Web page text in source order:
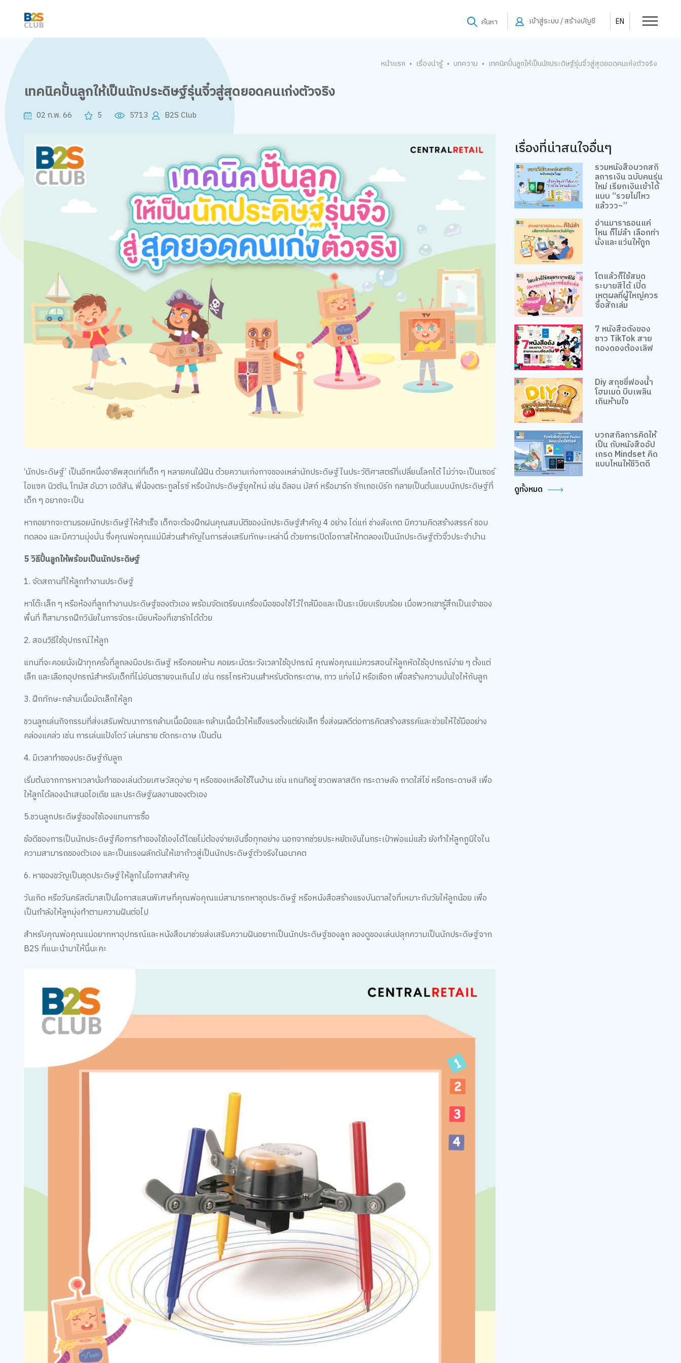
ค้นหา เข้าสู่ระบบ / สร้างบัญชี EN
หน้าแรก • เรื่องน่ารู้ • บทความ • เทคนิคปั้นลูกให้เป็นนักประดิษฐ์รุ่นจิ๋วสู่สุดยอดคนเก่งตัวจริง
เทคนิคปั้นลูกให้เป็นนักประดิษฐ์รุ่นจิ๋วสู่สุดยอดคนเก่งตัวจริง
02 ก.พ. 66 5 5713 B2S Club
‘นักประดิษฐ์’ เป็นอีกหนึ่งอาชีพสุดเท่ที่เด็ก ๆ หลายคนใฝ่ฝัน ด้วยความเก่งกาจของเหล่านักประดิษฐ์ในประวัติศาสตร์ที่เปลี่ยนโลกได้ ไม่ว่าจะเป็นเซอร์
ไอแซค นิวตัน, โทมัส อันวา เอดิสัน, พี่น้องตระกูลไรซ์ หรือนักประดิษฐ์ยุคใหม่ เช่น อีลอน มัสก์ หรือมาร์ก ซักเกอเบิร์ก กลายเป็นต้นแบบนักประดิษฐ์ที่
เด็ก ๆ อยากจะเป็น
หากอยากจะตามรอยนักประดิษฐ์ให้สำเร็จ เด็กจะต้องฝึกฝนคุณสมบัติของนักประดิษฐ์สำคัญ 4 อย่าง ได่แก่ ช่างสังเกต มีความคิดสร้างสรรค์ ชอบ
ทดลอง และมีความมุ่งมั่น ซึ่งคุณพ่อคุณแม่มีส่วนสำคัญในการส่งเสริมทักษะเหล่านี้ ด้วยการเปิดโอกาสให้ทดลองเป็นนักประดิษฐ์ตัวจิ๋วประจำบ้าน
5 วิธีปั้นลูกให้พร้อมเป็นนักประดิษฐ์
1. จัดสถานที่ให้ลูกทำงานประดิษฐ์
หาโต๊ะเล็ก ๆ หรือห้องที่ลูกทำงานประดิษฐ์ของตัวเอง พร้อมจัดเตรียมเครื่องมือของใช้ไว้ใกล้มือและเป็นระเบียบเรียบร้อย เมื่อพวกเขารู้สึกเป็นเจ้าของ
พื้นที่ ก็สามารถฝึกวินัยในการจัดระเบียบห้องที่เขารักได้ด้วย
2. สอนวิธีใช้อุปกรณ์ให้ลูก
แทนที่จะคอยนั่งเฝ้าทุกครั้งที่ลูกลงมือประดิษฐ์ หรือคอยห้าม คอยระมัดระวังเวลาใช้อุปกรณ์ คุณพ่อคุณแม่ควรสอนให้ลูกหัดใช้อุปกรณ์ง่าย ๆ ตั้งแต่
เล็ก และเลือกอุปกรณ์สำหรับเด็กที่ไม่อันตรายจนเกินไป เช่น กรรไกรหัวมนสำหรับตัดกระดาษ, กาว แท่งไม้ หรือเชือก เพื่อสร้างความมั่นใจให้กับลูก
3. ฝึกทักษะกล้ามเนื้อมัดเล็กให้ลูก
ชวนลูกเล่นกิจกรรมที่ส่งเสริมพัฒนาการกล้ามเนื้อมือและกล้ามเนื้อนิ้วให้แข็งแรงตั้งแต่ยังเล็ก ซึ่งส่งผลดีต่อการคิดสร้างสรรค์และช่วยให้ใช้มืออย่าง
คล่องแคล่ว เช่น การเล่นแป้งโดว์ เล่นทราย ตัดกระดาษ เป็นต้น
4. มีเวลาทำของประดิษฐ์กับลูก
เริ่มต้นจากการหาเวลานั่งทำของเล่นด้วยเศษวัสดุง่าย ๆ หรือของเหลือใช้ในบ้าน เช่น แกนทิชชู่ ขวดพลาสติก กระดาษลัง ถาดใส่ไข่ หรือกระดาษสี เพื่อ
ให้ลูกได้ลองนำเสนอไอเดีย และประดิษฐ์ผลงานของตัวเอง
5.ชวนลูกประดิษฐ์ของใช้เองแทนการซื้อ
ข้อดีของการเป็นนักประดิษฐ์คือการทำของใช้เองได้โดยไม่ต้องจ่ายเงินซื้อทุกอย่าง นอกจากช่วยประหยัดเงินในกระเป๋าพ่อแม่แล้ว ยังทำให้ลูกภูมิใจใน
ความสามารถของตัวเอง และเป็นแรงผลักดันให้เขาก้าวสู่เป็นนักประดิษฐ์ตัวจริงในอนาคต
6. หาของขวัญเป็นชุดประดิษฐ์ให้ลูกในโอกาสสำคัญ
วันเกิด หรือวันคริสต์มาสเป็นโอกาสแสนพิเศษที่คุณพ่อคุณแม่สามารถหาชุดประดิษฐ์ หรือหนังสือสร้างแรงบันดาลใจที่เหมาะกับวัยให้ลูกน้อย เพื่อ
เป็นกำลังให้ลูกมุ่งทำตามความฝันต่อไป
สำหรับคุณพ่อคุณแม่อยากหาอุปกรณ์และหนังสือมาช่วยส่งเสริมความฝันอยากเป็นนักประดิษฐ์ของลูก ลองดูของเล่นปลุกความเป็นนักประดิษฐ์จาก
B2S ที่แนะนำมาให้นี้นะคะ
เรื่องที่น่าสนใจอื่นๆ
รวมหนังสือบวกสกิ
ลการเงิน ฉบับคนรุ่น
ใหม่ เรียกเงินเข้าได้
แบบ “รวยไม่ไหว
แล้ววว~”
อ่านมาราธอนแค่
ไหน ก็ไม่ล้า เลือกท่า
นั่งและแว่นให้ถูก
โตแล้วก็ใช้สมุด
ระบายสีได้ เปิด
เหตุผลที่ผู้ใหญ่ควร
ซื้อสักเล่ม
7 หนังสือดังของ
ชาว TikTok สาย
กองดองต้องเลิฟ
Diy สกุชชี่ฟองน้ำ
โฮมเมด บีบเพลิน
เกินห้ามใจ
บวกสกิลการคิดให้
เป็น กับหนังสืออัป
เกรด Mindset คิด
แบบไหนให้ชีวิตดี
ดูทั้งหมด